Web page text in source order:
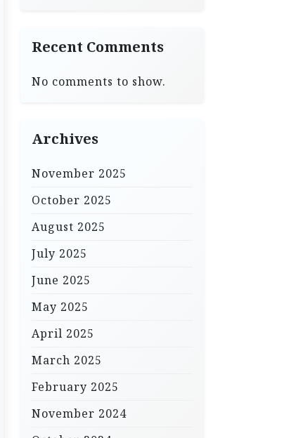
Recent Comments
No comments to show.
Archives
November 2025
October 2025
August 2025
July 2025
June 2025
May 2025
April 2025
March 2025
February 2025
November 2024